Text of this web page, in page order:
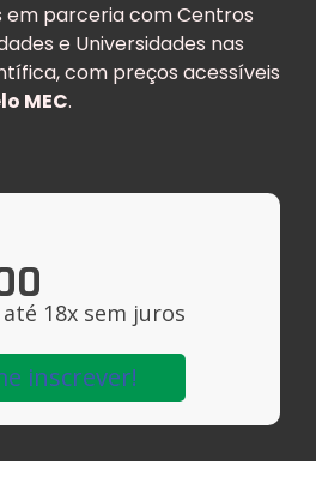
em parceria com Centros
e Universidades nas
com preços acessíveis
MEC.
18x sem juros
inscrever!